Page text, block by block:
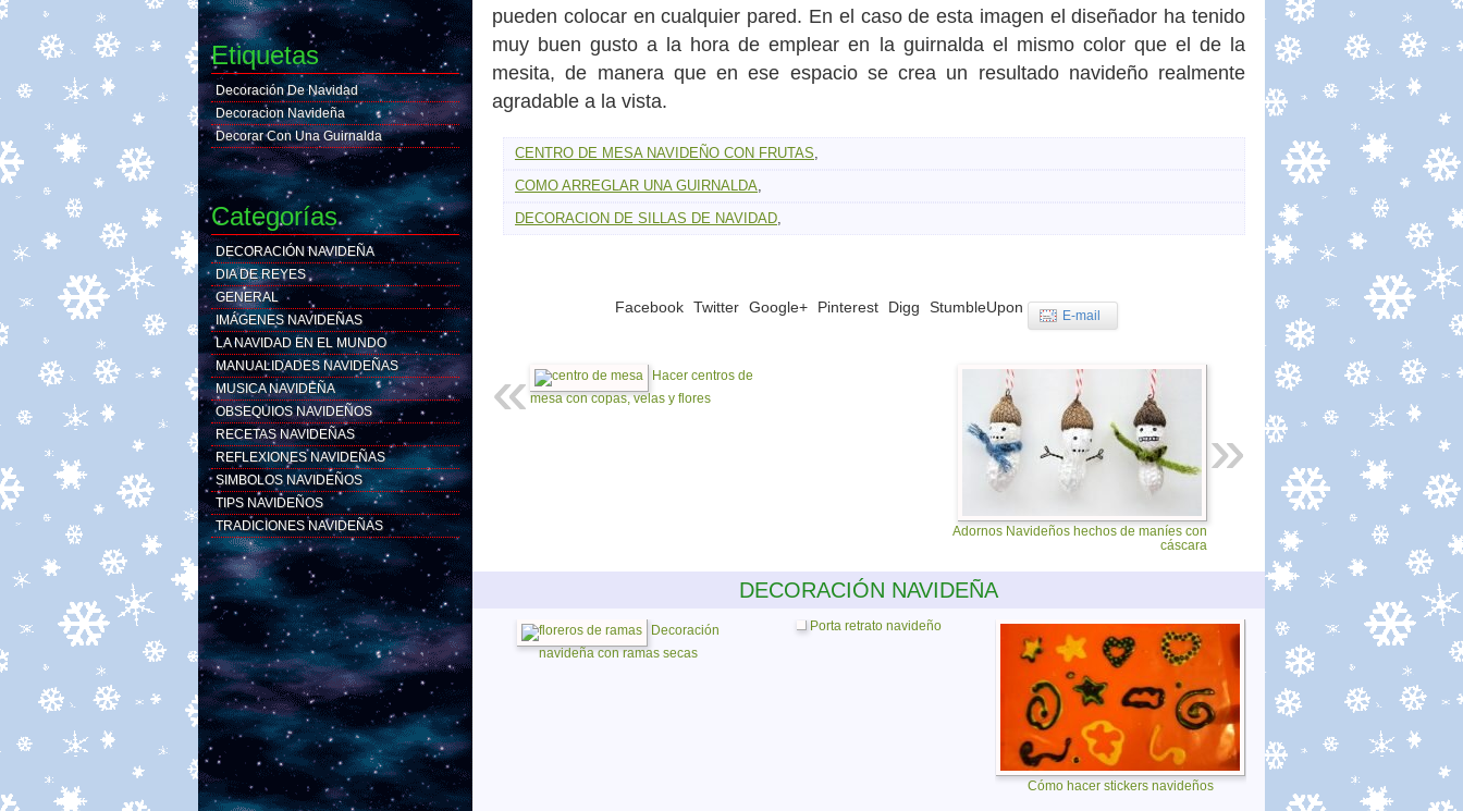
pueden colocar en cualquier pared. En el caso de esta imagen el diseñador ha tenido
muy buen gusto a la hora de emplear en la guirnalda el mismo color que el de la
mesita, de manera que en ese espacio se crea un resultado navideño realmente
agradable a la vista.
CENTRO DE MESA NAVIDEÑO CON FRUTAS
COMO ARREGLAR UNA GUIRNALDA
DECORACION DE SILLAS DE NAVIDAD
Facebook Twitter Google+ Pinterest Digg StumbleUpon E-mail
Hacer centros de
mesa con copas, velas y flores
Adornos Navideños hechos de maníes con
cáscara
DECORACIÓN NAVIDEÑA
Decoración
navideña con ramas secas
Porta retrato navideño
Cómo hacer stickers navideños
Etiquetas
Decoración De Navidad
Decoracion Navideña
Decorar Con Una Guirnalda
Categorías
DECORACIÓN NAVIDEÑA
DIA DE REYES
GENERAL
IMÁGENES NAVIDEÑAS
LA NAVIDAD EN EL MUNDO
MANUALIDADES NAVIDEÑAS
MUSICA NAVIDEÑA
OBSEQUIOS NAVIDEÑOS
RECETAS NAVIDEÑAS
REFLEXIONES NAVIDEÑAS
SIMBOLOS NAVIDEÑOS
TIPS NAVIDEÑOS
TRADICIONES NAVIDEÑAS